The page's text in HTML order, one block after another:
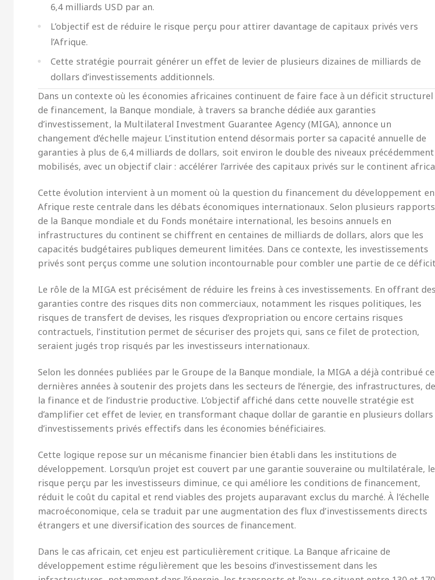
6,4 milliards USD par an.
L’objectif est de réduire le risque perçu pour attirer davantage de capitaux privés vers
l’Afrique.
Cette stratégie pourrait générer un effet de levier de plusieurs dizaines de milliards de
dollars d’investissements additionnels.
Dans un contexte où les économies africaines continuent de faire face à un déficit structurel
de financement, la Banque mondiale, à travers sa branche dédiée aux garanties
d’investissement, la Multilateral Investment Guarantee Agency (MIGA), annonce un
changement d’échelle majeur. L’institution entend désormais porter sa capacité annuelle de
garanties à plus de 6,4 milliards de dollars, soit environ le double des niveaux précédemment
mobilisés, avec un objectif clair : accélérer l’arrivée des capitaux privés sur le continent
Cette évolution intervient à un moment où la question du financement du développement en
Afrique reste centrale dans les débats économiques internationaux. Selon plusieurs rapports
de la Banque mondiale et du Fonds monétaire international, les besoins annuels en
infrastructures du continent se chiffrent en centaines de milliards de dollars, alors que les
capacités budgétaires publiques demeurent limitées. Dans ce contexte, les investissements
privés sont perçus comme une solution incontournable pour combler une partie de ce
Le rôle de la MIGA est précisément de réduire les freins à ces investissements. En offrant
garanties contre des risques dits non commerciaux, notamment les risques politiques, les
risques de transfert de devises, les risques d’expropriation ou encore certains risques
contractuels, l’institution permet de sécuriser des projets qui, sans ce filet de protection,
seraient jugés trop risqués par les investisseurs internationaux.
Selon les données publiées par le Groupe de la Banque mondiale, la MIGA a déjà contribué
dernières années à soutenir des projets dans les secteurs de l’énergie, des infrastructures,
la finance et de l’industrie productive. L’objectif affiché dans cette nouvelle stratégie est
d’amplifier cet effet de levier, en transformant chaque dollar de garantie en plusieurs dollars
d’investissements privés effectifs dans les économies bénéficiaires.
Cette logique repose sur un mécanisme financier bien établi dans les institutions de
développement. Lorsqu’un projet est couvert par une garantie souveraine ou multilatérale, le
risque perçu par les investisseurs diminue, ce qui améliore les conditions de financement,
réduit le coût du capital et rend viables des projets auparavant exclus du marché. À l’échelle
macroéconomique, cela se traduit par une augmentation des flux d’investissements directs
étrangers et une diversification des sources de financement.
Dans le cas africain, cet enjeu est particulièrement critique. La Banque africaine de
développement estime régulièrement que les besoins d’investissement dans les